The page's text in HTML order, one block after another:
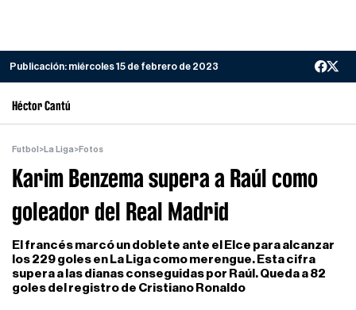
Publicación: miércoles 15 de febrero de 2023
Héctor Cantú
Futbol >La Liga>Fotos
Karim Benzema supera a Raúl como
goleador del Real Madrid
El francés marcó un doblete ante el Elce para alcanzar
los 229 goles en La Liga como merengue. Esta cifra
supera a las dianas conseguidas por Raúl. Queda a 82
goles del registro de Cristiano Ronaldo